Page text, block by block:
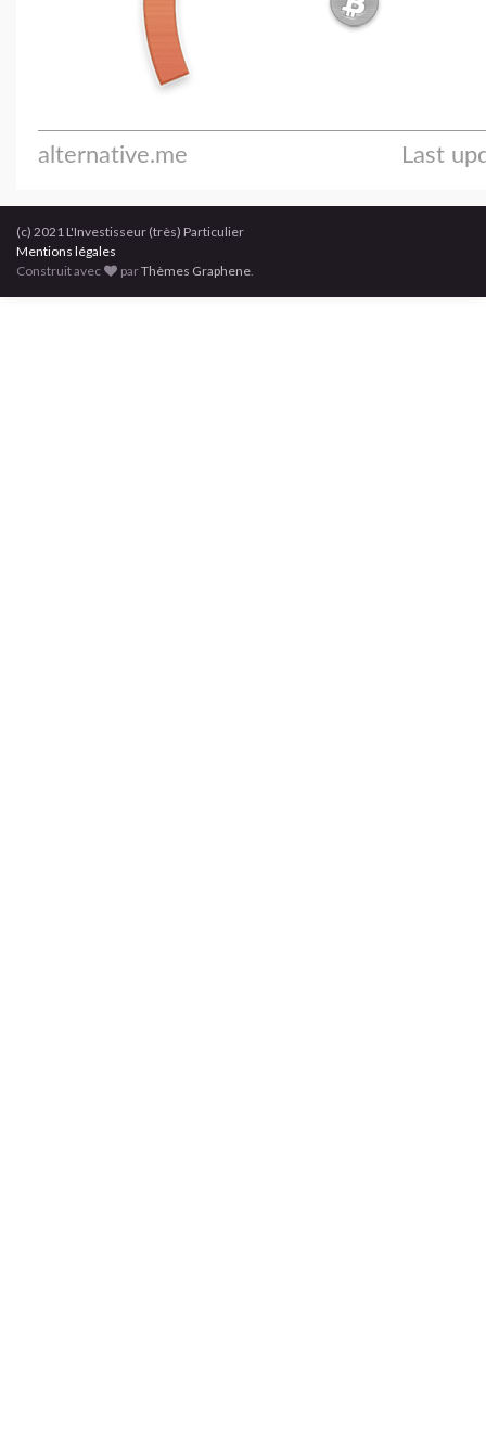
(c) 2021 L'Investisseur (très) Particulier
Mentions légales
Construit avec
parThèmes Graphene.